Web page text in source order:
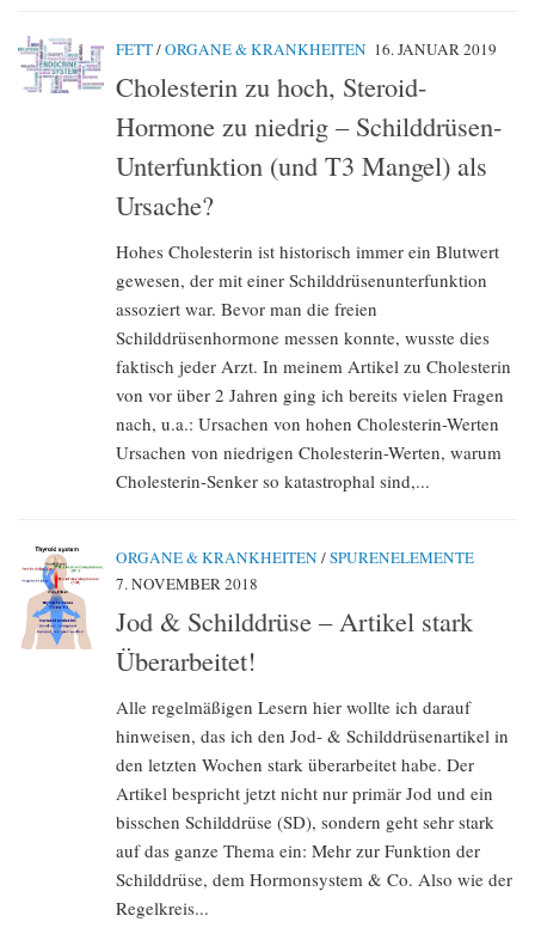
FETT/ORGANE & KRANKHEITEN 16. JANUAR 2019
Cholesterin zu hoch, Steroid-
Hormone zu niedrig – Schilddrüsen-
Unterfunktion (und T3 Mangel) als
Ursache?
Hohes Cholesterin ist historisch immer ein Blutwert
gewesen, der mit einer Schilddrüsenunterfunktion
assoziert war. Bevor man die freien
Schilddrüsenhormone messen konnte, wusste dies
faktisch jeder Arzt. In meinem Artikel zu Cholesterin
von vor über 2 Jahren ging ich bereits vielen Fragen
nach, u.a.: Ursachen von hohen Cholesterin-Werten
Ursachen von niedrigen Cholesterin-Werten, warum
Cholesterin-Senker so katastrophal sind,...
ORGANE & KRANKHEITEN /SPURENELEMENTE
7. NOVEMBER 2018
Jod & Schilddrüse – Artikel stark
Überarbeitet!
Alle regelmäßigen Lesern hier wollte ich darauf
hinweisen, das ich den Jod- & Schilddrüsenartikel in
den letzten Wochen stark überarbeitet habe. Der
Artikel bespricht jetzt nicht nur primär Jod und ein
bisschen Schilddrüse (SD), sondern geht sehr stark
auf das ganze Thema ein: Mehr zur Funktion der
Schilddrüse, dem Hormonsystem & Co. Also wie der
Regelkreis...